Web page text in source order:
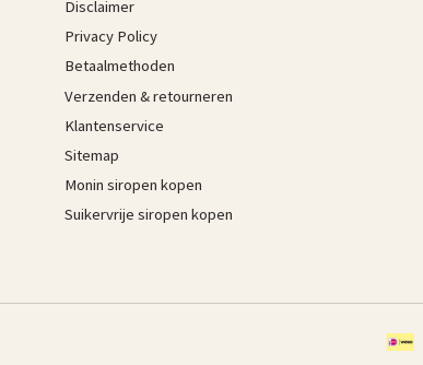
Disclaimer
Privacy Policy
Betaalmethoden
Verzenden & retourneren
Klantenservice
Sitemap
Monin siropen kopen
Suikervrije siropen kopen